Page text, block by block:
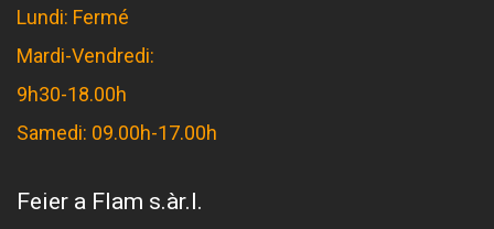
Lundi: Fermé
Mardi-Vendredi:
9h30-18.00h
Samedi: 09.00h-17.00h
Feier a Flam s.àr.l.